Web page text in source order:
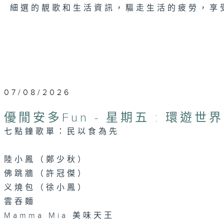
細選的靚歌和生活資訊，驅走生活的疲勞，享
07/08/2026
優閒安多Fun - 星期五 : 環遊世界
七點鐘歌單：民以食為先
陸小鳳（鄭少秋）
佛跳牆（許冠傑）
义燒包（徐小鳳）
雲吞麵
Mamma Mia 美味天王